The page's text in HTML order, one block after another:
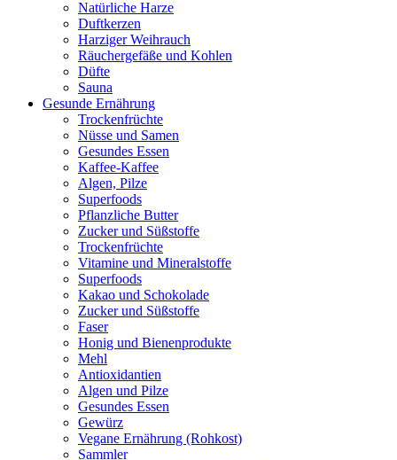
Natürliche Harze
Duftkerzen
Harziger Weihrauch
Räuchergefäße und Kohlen
Düfte
Sauna
Gesunde Ernährung
Trockenfrüchte
Nüsse und Samen
Gesundes Essen
Kaffee-Kaffee
Algen, Pilze
Superfoods
Pflanzliche Butter
Zucker und Süßstoffe
Trockenfrüchte
Vitamine und Mineralstoffe
Superfoods
Kakao und Schokolade
Zucker und Süßstoffe
Faser
Honig und Bienenprodukte
Mehl
Antioxidantien
Algen und Pilze
Gesundes Essen
Gewürz
Vegane Ernährung (Rohkost)
Sammler